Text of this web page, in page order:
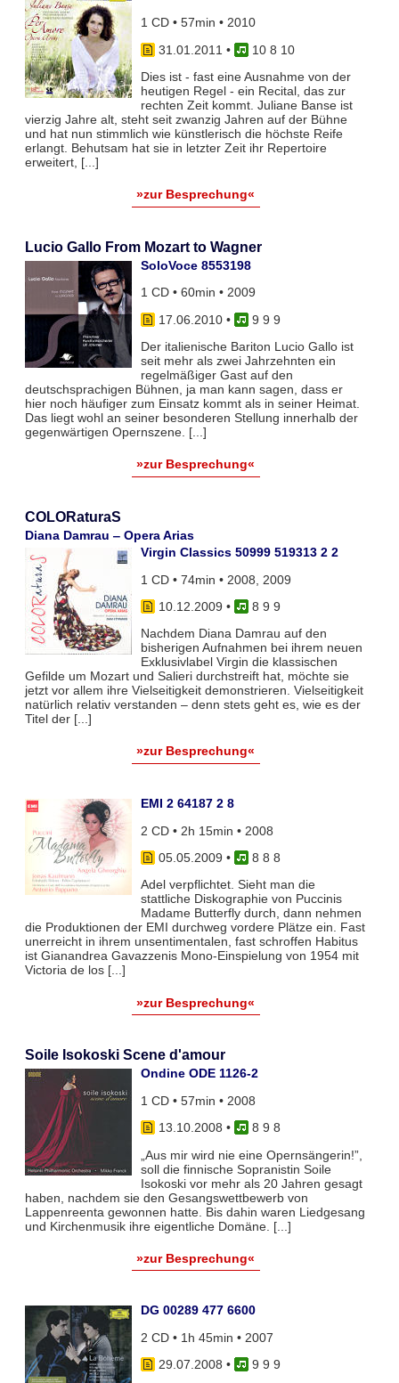
1 CD • 57min • 2010
31.01.2011 •
10 8 10
Dies ist - fast eine Ausnahme von der
heutigen Regel - ein Recital, das zur
rechten Zeit kommt. Juliane Banse ist
vierzig Jahre alt, steht seit zwanzig Jahren auf der Bühne
und hat nun stimmlich wie künstlerisch die höchste Reife
erlangt. Behutsam hat sie in letzter Zeit ihr Repertoire
erweitert, [...]
»zur Besprechung«
Lucio Gallo From Mozart to Wagner
SoloVoce 8553198
1 CD • 60min • 2009
17.06.2010•
9 9 9
Der italienische Bariton Lucio Gallo ist
seit mehr als zwei Jahrzehnten ein
regelmäßiger Gast auf den
deutschsprachigen Bühnen, ja man kann sagen, dass er
hier noch häufiger zum Einsatz kommt als in seiner Heimat.
Das liegt wohl an seiner besonderen Stellung innerhalb der
gegenwärtigen Opernszene. [...]
»zur Besprechung«
COLORaturaS
Diana Damrau ‒ Opera Arias
Virgin Classics 50999 519313 2 2
1 CD • 74min • 2008, 2009
10.12.2009 •
8 9 9
Nachdem Diana Damrau auf den
bisherigen Aufnahmen bei ihrem neuen
Exklusivlabel Virgin die klassischen
Gefilde um Mozart und Salieri durchstreift hat, möchte sie
jetzt vor allem ihre Vielseitigkeit demonstrieren. Vielseitigkeit
natürlich relativ verstanden – denn stets geht es, wie es der
Titel der [...]
»zur Besprechung«
EMI 2 64187 2 8
2 CD • 2h 15min • 2008
05.05.2009 •
8 8 8
Adel verpflichtet. Sieht man die
stattliche Diskographie von Puccinis
Madame Butterfly durch, dann nehmen
die Produktionen der EMI durchweg vordere Plätze ein. Fast
unerreicht in ihrem unsentimentalen, fast schroffen Habitus
ist Gianandrea Gavazzenis Mono-Einspielung von 1954 mit
Victoria de los [...]
»zur Besprechung«
Soile Isokoski Scene d'amour
Ondine ODE 1126-2
1 CD • 57min • 2008
13.10.2008 •
8 9 8
„Aus mir wird nie eine Opernsängerin!”,
soll die finnische Sopranistin Soile
Isokoski vor mehr als 20 Jahren gesagt
haben, nachdem sie den Gesangswettbewerb von
Lappenreenta gewonnen hatte. Bis dahin waren Liedgesang
und Kirchenmusik ihre eigentliche Domäne. [...]
»zur Besprechung«
DG 00289 477 6600
2 CD • 1h 45min • 2007
29.07.2008 •
9 9 9